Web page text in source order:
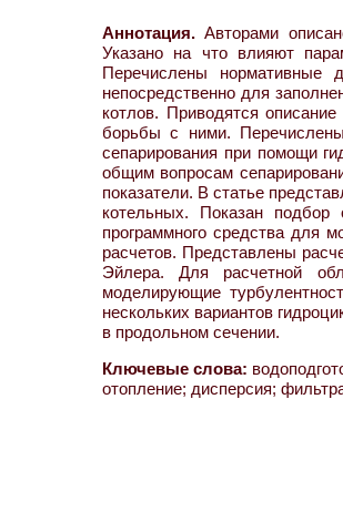
Аннотация. Авторами
Указано на что влияют
Перечислены нормативные
непосредственно для
котлов. Приводятся
борьбы с ними.
сепарирования при помощи
общим вопросам
показатели. В статье
котельных. Показан
программного средства для
расчетов. Представлены
Эйлера. Для расчетной
моделирующие
нескольких вариантов
в продольном сечении.
Ключевые слова:
отопление; дисперсия;